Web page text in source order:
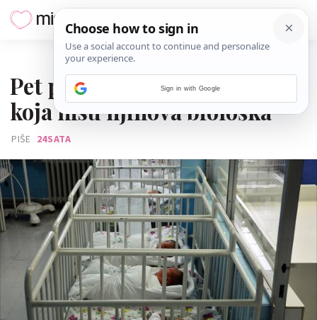
Pet posto očeva odgaja djecu
koja nisu njihova biološka
PIŠE 24SATA
Sign in with Google